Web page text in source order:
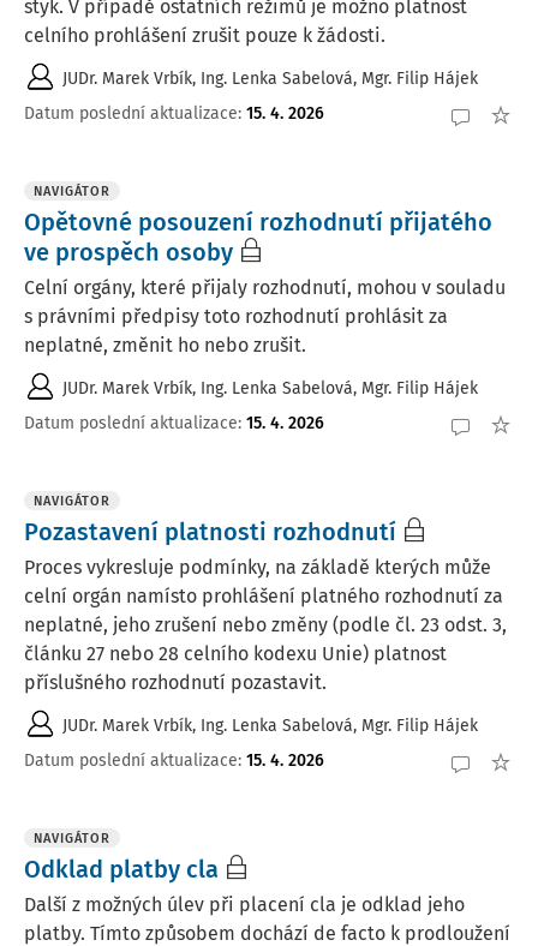
styk. V případě ostatních režimů je možno platnost
celního prohlášení zrušit pouze k žádosti.
JUDr. Marek Vrbík, Ing. Lenka Sabelová, Mgr. Filip Hájek
Datum poslední aktualizace: 15. 4. 2026
NAVIGÁTOR
Opětovné posouzení rozhodnutí přijatého
ve prospěch osoby
Celní orgány, které přijaly rozhodnutí, mohou v souladu
s právními předpisy toto rozhodnutí prohlásit za
neplatné, změnit ho nebo zrušit.
JUDr. Marek Vrbík, Ing. Lenka Sabelová, Mgr. Filip Hájek
Datum poslední aktualizace: 15. 4. 2026
NAVIGÁTOR
Pozastavení platnosti rozhodnutí
Proces vykresluje podmínky, na základě kterých může
celní orgán namísto prohlášení platného rozhodnutí za
neplatné, jeho zrušení nebo změny (podle čl. 23 odst. 3,
článku 27 nebo 28 celního kodexu Unie) platnost
příslušného rozhodnutí pozastavit.
JUDr. Marek Vrbík, Ing. Lenka Sabelová, Mgr. Filip Hájek
Datum poslední aktualizace: 15. 4. 2026
NAVIGÁTOR
Odklad platby cla
Další z možných úlev při placení cla je odklad jeho
platby. Tímto způsobem dochází de facto k prodloužení